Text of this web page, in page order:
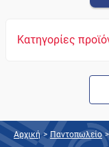
Κατηγορίες
Αρχική > Παντοπωλείο >